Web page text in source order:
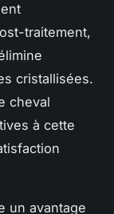
traitement,
cristallisées.
cheval
à cette
un avantage